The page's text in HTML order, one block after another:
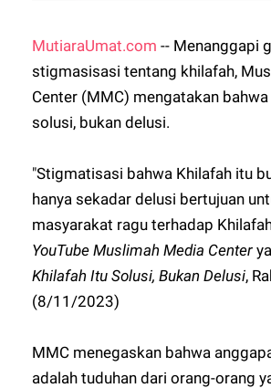
MutiaraUmat.com -- Menanggapi
stigmasisasi tentang khilafah,
Center (MMC) mengatakan
solusi, bukan delusi.
"Stigmatisasi bahwa Khilafah itu
hanya sekadar delusi bertujuan
masyarakat ragu terhadap
YouTube Muslimah Media Center
Khilafah Itu Solusi, Bukan Delusi,
(8/11/2023)
MMC menegaskan bahwa
adalah tuduhan dari orang-orang